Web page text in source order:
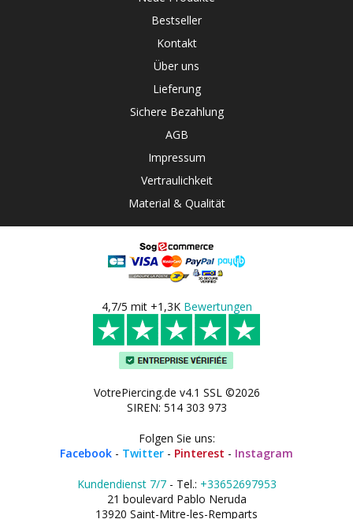
Bestseller
Kontakt
Über uns
Lieferung
Sichere Bezahlung
AGB
Impressum
Vertraulichkeit
Material & Qualität
4,7/5 mit +1,3K Bewertungen
VotrePiercing.de v4.1 SSL ©2026
SIREN: 514 303 973
Folgen Sie uns:
Facebook - Twitter - Pinterest - Instagram
Kundendienst 7/7- Tel.: +33652697953
21 boulevard Pablo Neruda
13920 Saint-Mitre-les-Remparts